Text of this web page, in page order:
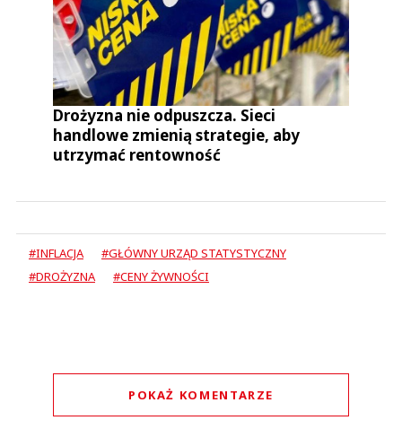
Drożyzna nie odpuszcza. Sieci
handlowe zmienią strategie, aby
utrzymać rentowność
#INFLACJA
#GŁÓWNY URZĄD STATYSTYCZNY
#DROŻYZNA
#CENY ŻYWNOŚCI
POKAŻ KOMENTARZE